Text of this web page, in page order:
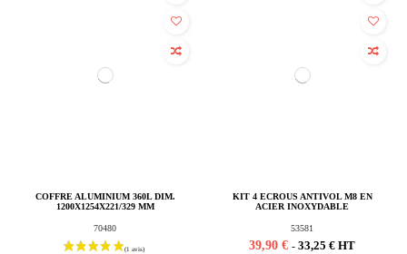
COFFRE ALUMINIUM 360L DIM.
1200X1254X221/329 MM
70480
KIT 4 ECROUS ANTIVOL M8 EN
ACIER INOXYDABLE
53581
39,90 € - 33,25 € HT